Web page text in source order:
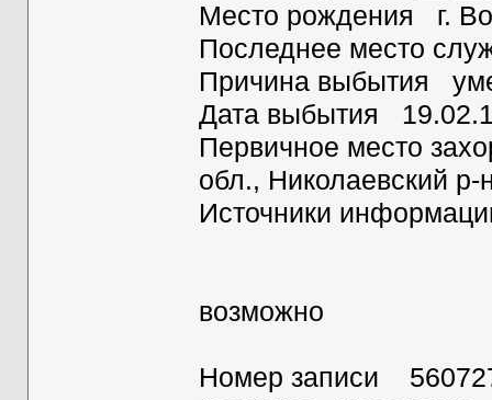
Место рождения г.
Последнее место
Причина выбытия
Дата выбытия
Первичное место
обл., Николаевский р-
Источники
возможно
Номер записи